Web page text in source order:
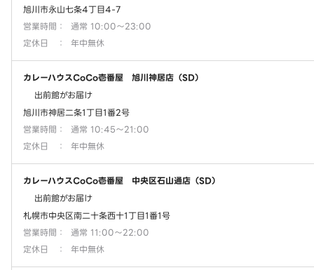
旭川市永山七条4丁目4-7
営業時間 ：
通常 10:00～23:00
定休日
： 年中無休
カレーハウスCoCo壱番屋 旭川神居店（SD）
出前館がお届け
旭川市神居二条1丁目1番2号
営業時間 ：
通常 10:45～21:00
定休日
： 年中無休
カレーハウスCoCo壱番屋 中央区石山通店（SD）
出前館がお届け
札幌市中央区南二十条西十1丁目1番1号
営業時間 ：
通常 11:00～22:00
定休日
： 年中無休